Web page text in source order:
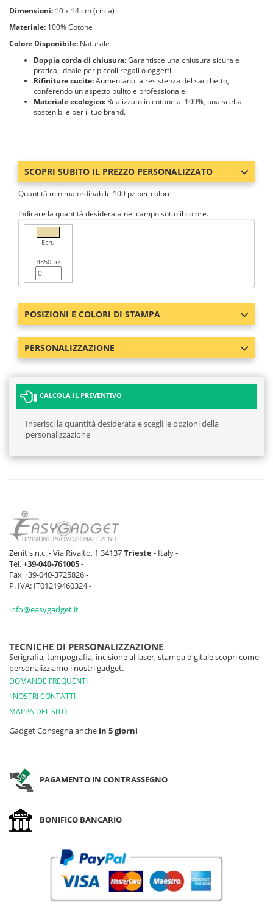
Dimensioni: 10 x 14 cm (circa)
Materiale: 100% Cotone
Colore Disponibile: Naturale
Doppia corda di chiusura:Garantisce una chiusura sicura e
pratica, ideale per piccoli regali o oggetti.
Rifiniture cucite:Aumentano la resistenza del sacchetto,
conferendo un aspetto pulito e professionale.
Materiale ecologico: Realizzato in cotone al 100%, una scelta
sostenibile per il tuo brand.
SCOPRI SUBITO IL PREZZO PERSONALIZZATO
Quantità minima ordinabile 100 pz per colore
Indicare la quantità desiderata nel campo sotto il colore.
Ecru
4350 pz
POSIZIONI E COLORI DI STAMPA
PERSONALIZZAZIONE
CALCOLA IL PREVENTIVO
Inserisci la quantità desiderata e scegli le opzioni della
personalizzazione
Zenit s.n.c. - Via Rivalto, 1 34137Trieste- Italy -
Tel.+39-040-761005-
Fax +39-040-3725826 -
P. IVA: IT01219460324 -
info@easygadget.it
TECNICHE DI PERSONALIZZAZIONE
Serigrafia, tampografia, incisione al laser, stampa digitale scopri come
personalizziamo i nostri gadget.
DOMANDE FREQUENTI
I NOSTRI CONTATTI
MAPPA DEL SITO
Gadget Consegna anche in 5 giorni
PAGAMENTO IN CONTRASSEGNO
BONIFICO BANCARIO